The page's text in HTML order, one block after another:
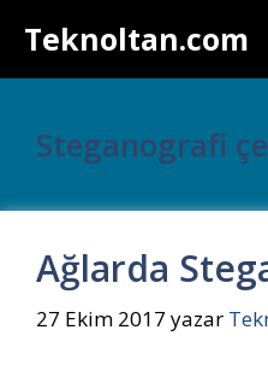
atlaTeknoltan.com
Steganografi
Ağlarda
27 Ekim 2017 yazar